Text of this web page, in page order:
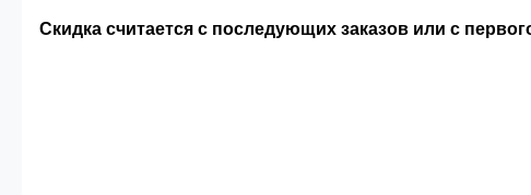
Сумма скидки зависит
Скидка считается с последующих заказов или с